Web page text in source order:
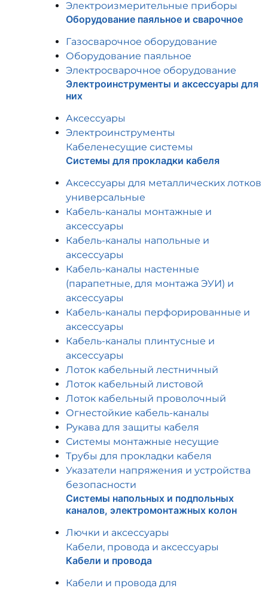
Электроизмерительные приборы
Оборудование паяльное и сварочное
Газосварочное оборудование
Оборудование паяльное
Электросварочное оборудование
Электроинструменты и аксессуары для
них
Аксессуары
Электроинструменты
Кабеленесущие системы
Системы для прокладки кабеля
Аксессуары для металлических лотков
универсальные
Кабель-каналы монтажные и
аксессуары
Кабель-каналы напольные и
аксессуары
Кабель-каналы настенные
(парапетные, для монтажа ЭУИ) и
аксессуары
Кабель-каналы перфорированные и
аксессуары
Кабель-каналы плинтусные и
аксессуары
Лоток кабельный лестничный
Лоток кабельный листовой
Лоток кабельный проволочный
Огнестойкие кабель-каналы
Рукава для защиты кабеля
Системы монтажные несущие
Трубы для прокладки кабеля
Указатели напряжения и устройства
безопасности
Системы напольных и подпольных
каналов, электромонтажных колон
Лючки и аксессуары
Кабели, провода и аксессуары
Кабели и провода
Кабели и провода для